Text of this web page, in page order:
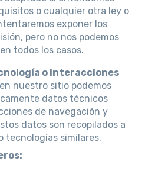
o cualquier otra ley o
exponer los
pero no nos podemos
todos los casos.
o interacciones
nuestro sitio podemos
datos técnicos
de navegación y
datos son recopilados a
tecnologías similares.